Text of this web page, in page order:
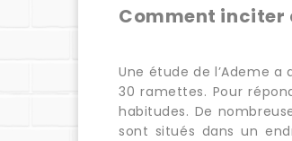
Comment inciter
Une étude de l’Ademe
30 ramettes. Pour
habitudes. De
sont situés dans un